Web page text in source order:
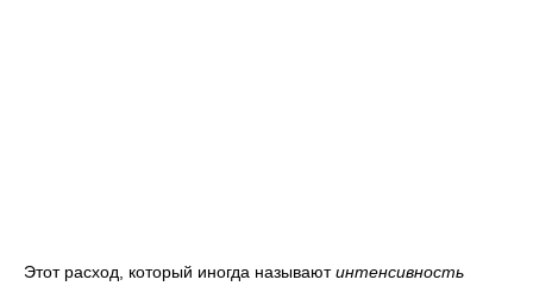
Этот расход, который иногда называютинтенсивность